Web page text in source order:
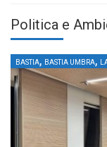
Politica e
BASTIA, BASTIA UMBRA,